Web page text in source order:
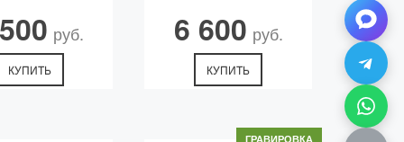
руб.
КУПИТЬ
6 600 руб.
КУПИТЬ
ГРАВИРОВКА